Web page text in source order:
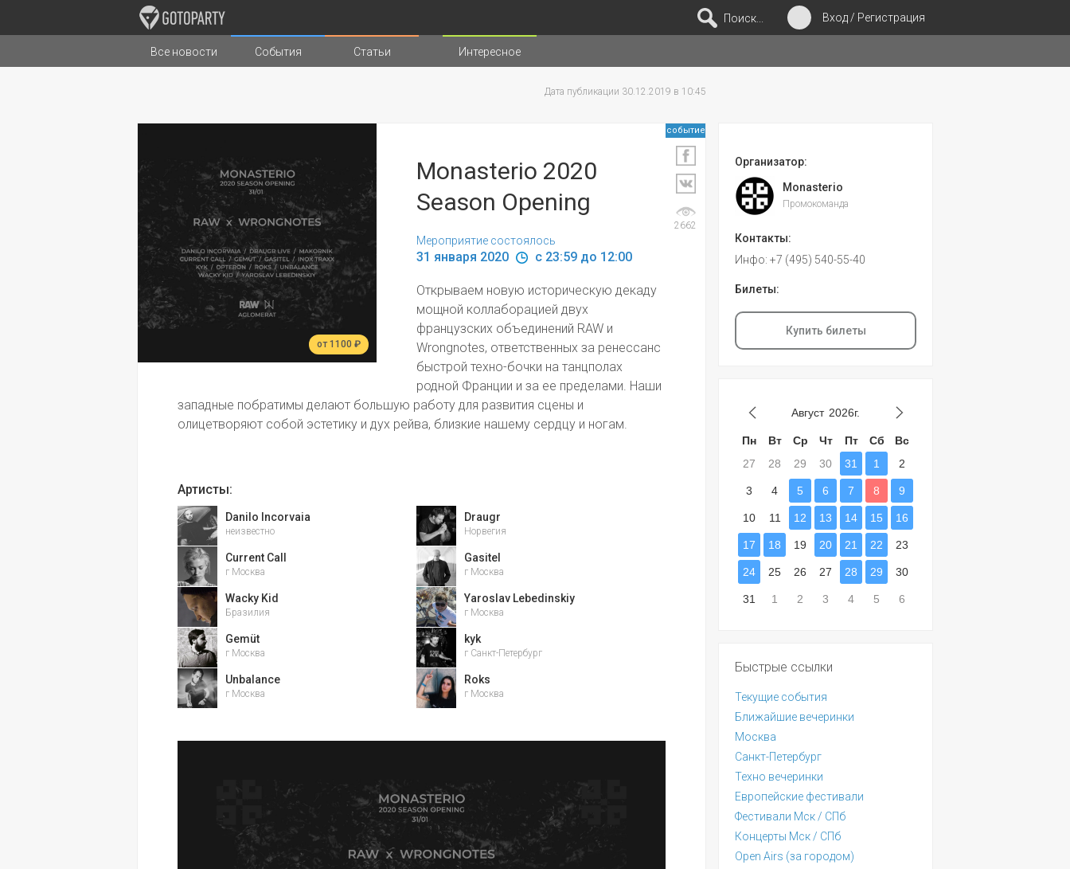
Вход / Регистрация
Поиск...
Города Музыка Типы страниц
Все новости События Статьи Интересное
Дата публикации 30.12.2019 в 10:45
от 1100 ₽
событие
2662
Monasterio 2020
Season Opening
Мероприятие состоялось
31 января 2020 c 23:59 до 12:00
Открываем новую историческую декаду
мощной коллаборацией двух
французских объединений RAW и
Wrongnotes, ответственных за ренессанс
быстрой техно-бочки на танцполах
родной Франции и за ее пределами. Наши
западные побратимы делают большую работу для развития сцены и
олицетворяют собой эстетику и дух рейва, близкие нашему сердцу и ногам.
Артисты:
Danilo Incorvaia
неизвестно
Draugr
Норвегия
Current Call
г Москва
Gasitel
г Москва
Wacky Kid
Бразилия
Yaroslav Lebedinskiy
г Москва
Gemüt
г Москва
kyk
г Санкт-Петербург
Unbalance
г Москва
Roks
г Москва
Организатор:
Monasterio
Промокоманда
Контакты:
Инфо: +7 (495) 540-55-40
Билеты:
Купить билеты
Август 2026г.
Пн Вт Ср Чт Пт Сб
Вс
27
28 29 30 31 1 2
3 4 5 6 7 8 9
10 11 12 13 14 15 16
17 18 19 20 21 22 23
24 25 26 27 28 29 30
31 1 2 3 4 5 6
Быстрые ссылки
Текущие события
Ближайшие вечеринки
Москва
Санкт-Петербург
Техно вечеринки
Европейские фестивали
Фестивали Мск / СПб
Концерты Мск / СПб
Open Airs (за городом)